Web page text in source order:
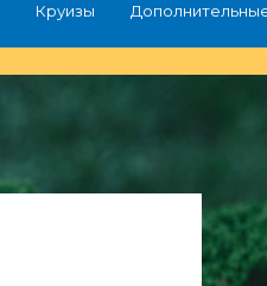
Круизы